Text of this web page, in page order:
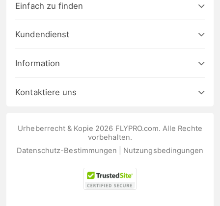
Einfach zu finden
Kundendienst
Information
Kontaktiere uns
Urheberrecht & Kopie 2026 FLYPRO.com. Alle Rechte
vorbehalten.
Datenschutz-Bestimmungen
Nutzungsbedingungen